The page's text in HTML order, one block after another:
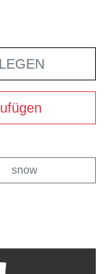
snow